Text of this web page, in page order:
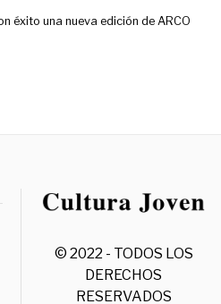
éxito una nueva edición de ARCO
© 2022 - TODOS LOS
DERECHOS
RESERVADOS